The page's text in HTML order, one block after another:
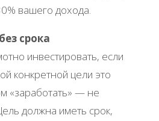
вашего дохода.
срока
инвестировать, если
конкретной цели это
«заработать» — не
должна иметь срок,